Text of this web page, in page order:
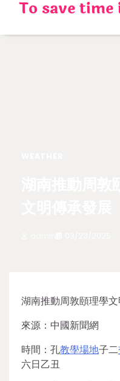
content
To save
湖南推動周敦頤理學
來源：中國新聞網
時間：孔教學場地子二
六日乙丑